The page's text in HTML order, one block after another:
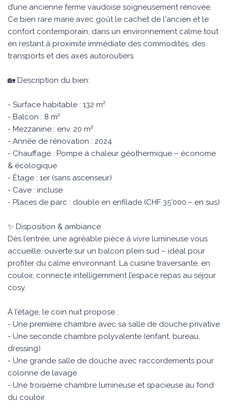
d’une ancienne ferme vaudoise soigneusement rénovée.
Ce bien rare marie avec goût le cachet de l'ancien et le
confort contemporain, dans un environnement calme tout
en restant à proximité immédiate des commodités, des
transports et des axes autoroutiers.
🏡 Description du bien:
- Surface habitable : 132 m²
- Balcon : 8 m²
- Mezzanine : env. 20 m²
- Année de rénovation : 2024
- Chauffage : Pompe à chaleur géothermique – économe
& écologique
- Étage : 1er (sans ascenseur)
- Cave : incluse
- Places de parc : double en enfilade (CHF 35'000.– en sus)
✨ Disposition & ambiance
Dès l’entrée, une agréable pièce à vivre lumineuse vous
accueille, ouverte sur un balcon plein sud – idéal pour
profiter du calme environnant. La cuisine traversante, en
couloir, connecte intelligemment l’espace repas au séjour
cosy.
À l’étage, le coin nuit propose :
- Une première chambre avec sa salle de douche privative
- Une seconde chambre polyvalente (enfant, bureau,
dressing)
- Une grande salle de douche avec raccordements pour
colonne de lavage
- Une troisième chambre lumineuse et spacieuse au fond
du couloir